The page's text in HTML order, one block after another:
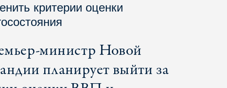
критерии оценки
министр Новой
планирует выйти за